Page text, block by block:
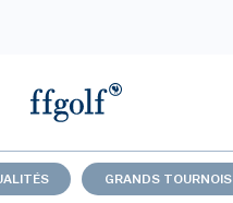
GRANDS TOURNOIS